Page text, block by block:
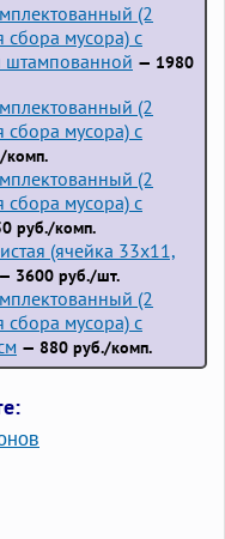
(2
мусора) с
штампованной — 1980
(2
мусора) с
комп.
(2
мусора) с
руб./комп.
(ячейка 33x11,
— 3600 руб./шт.
(2
мусора) с
— 880 руб./комп.